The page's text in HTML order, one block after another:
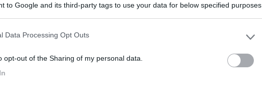
to Google and its third-party tags to use your data for below specified purposes
Data Processing Opt Outs
opt-out of the Sharing of my personal data.
piazzole senza ombra e con molto verde. 1 km circa
Blocchi servizi puliti. Tutti i servizi compresi tranne
per 5 minuti. Silenzioso di notte. Costo per 2 adulti 24
con carico scarico e corrente con possibilità di utilizzo
Costo dell'area 19 euro notte.